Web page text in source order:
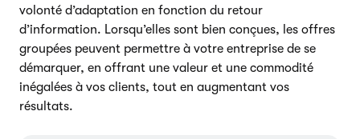
volonté d’adaptation en fonction du retour
d’information. Lorsqu’elles sont bien conçues, les offres
groupées peuvent permettre à votre entreprise de se
démarquer, en offrant une valeur et une commodité
inégalées à vos clients, tout en augmentant vos
résultats.